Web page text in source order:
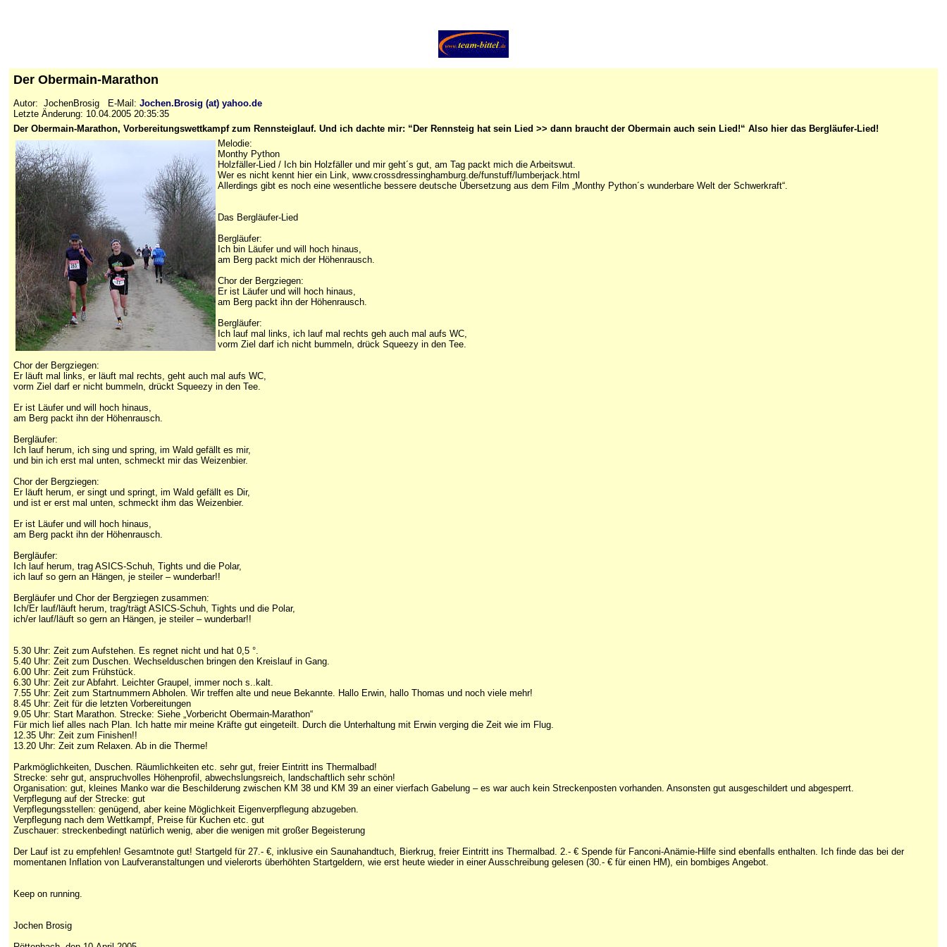
Der Obermain-Marathon
Autor: JochenBrosig E-Mail: Jochen.Brosig (at) yahoo.de
Letzte Änderung: 10.04.2005 20:35:35
Der Obermain-Marathon, Vorbereitungswettkampf zum Rennsteiglauf. Und ich dachte mir: “Der Rennsteig hat sein Lied >> dann braucht der Obermain auch sein Lied!“ Also hier das Bergläufer-Lied!
Melodie:
Monthy Python
Holzfäller-Lied / Ich bin Holzfäller und mir geht´s gut, am Tag packt mich die Arbeitswut.
Wer es nicht kennt hier ein Link, www.crossdressinghamburg.de/funstuff/lumberjack.html
Allerdings gibt es noch eine wesentliche bessere deutsche Übersetzung aus dem Film „Monthy Python´s wunderbare Welt der Schwerkraft“.
Das Bergläufer-Lied
Bergläufer:
Ich bin Läufer und will hoch hinaus,
am Berg packt mich der Höhenrausch.
Chor der Bergziegen:
Er ist Läufer und will hoch hinaus,
am Berg packt ihn der Höhenrausch.
Bergläufer:
Ich lauf mal links, ich lauf mal rechts geh auch mal aufs WC,
vorm Ziel darf ich nicht bummeln, drück Squeezy in den Tee.
Chor der Bergziegen:
Er läuft mal links, er läuft mal rechts, geht auch mal aufs WC,
vorm Ziel darf er nicht bummeln, drückt Squeezy in den Tee.
Er ist Läufer und will hoch hinaus,
am Berg packt ihn der Höhenrausch.
Bergläufer:
Ich lauf herum, ich sing und spring, im Wald gefällt es mir,
und bin ich erst mal unten, schmeckt mir das Weizenbier.
Chor der Bergziegen:
Er läuft herum, er singt und springt, im Wald gefällt es Dir,
und ist er erst mal unten, schmeckt ihm das Weizenbier.
Er ist Läufer und will hoch hinaus,
am Berg packt ihn der Höhenrausch.
Bergläufer:
Ich lauf herum, trag ASICS-Schuh, Tights und die Polar,
ich lauf so gern an Hängen, je steiler – wunderbar!!
Bergläufer und Chor der Bergziegen zusammen:
Ich/Er lauf/läuft herum, trag/trägt ASICS-Schuh, Tights und die Polar,
ich/er lauf/läuft so gern an Hängen, je steiler – wunderbar!!
5.30 Uhr: Zeit zum Aufstehen. Es regnet nicht und hat 0,5 °.
5.40 Uhr: Zeit zum Duschen. Wechselduschen bringen den Kreislauf in Gang.
6.00 Uhr: Zeit zum Frühstück.
6.30 Uhr: Zeit zur Abfahrt. Leichter Graupel, immer noch s..kalt.
7.55 Uhr: Zeit zum Startnummern Abholen. Wir treffen alte und neue Bekannte. Hallo Erwin, hallo Thomas und noch viele mehr!
8.45 Uhr: Zeit für die letzten Vorbereitungen
9.05 Uhr: Start Marathon. Strecke: Siehe „Vorbericht Obermain-Marathon“
Für mich lief alles nach Plan. Ich hatte mir meine Kräfte gut eingeteilt. Durch die Unterhaltung mit Erwin verging die Zeit wie im Flug.
12.35 Uhr: Zeit zum Finishen!!
13.20 Uhr: Zeit zum Relaxen. Ab in die Therme!
Parkmöglichkeiten, Duschen. Räumlichkeiten etc. sehr gut, freier Eintritt ins Thermalbad!
Strecke: sehr gut, anspruchvolles Höhenprofil, abwechslungsreich, landschaftlich sehr schön!
Organisation: gut, kleines Manko war die Beschilderung zwischen KM 38 und KM 39 an einer vierfach Gabelung – es war auch kein Streckenposten vorhanden. Ansonsten gut ausgeschildert und abgesperrt.
Verpflegung auf der Strecke: gut
Verpflegungsstellen: genügend, aber keine Möglichkeit Eigenverpflegung abzugeben.
Verpflegung nach dem Wettkampf, Preise für Kuchen etc. gut
Zuschauer: streckenbedingt natürlich wenig, aber die wenigen mit großer Begeisterung
Der Lauf ist zu empfehlen! Gesamtnote gut! Startgeld für 27.- €, inklusive ein Saunahandtuch, Bierkrug, freier Eintritt ins Thermalbad. 2.- € Spende für Fanconi-Anämie-Hilfe sind ebenfalls enthalten. Ich finde das bei der
momentanen Inflation von Laufveranstaltungen und vielerorts überhöhten Startgeldern, wie erst heute wieder in einer Ausschreibung gelesen (30.- € für einen HM), ein bombiges Angebot.
Keep on running.
Jochen Brosig